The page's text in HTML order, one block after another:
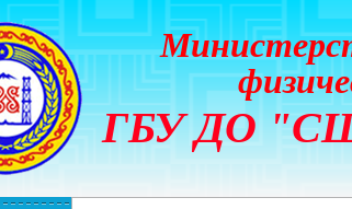
ГБУ ДО